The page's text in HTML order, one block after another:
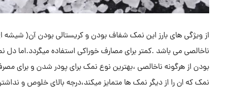
از ویژگی های بارز این نمک شفاف بودن و کریستالی بودن آن(
ناخالصی می باشد .کمتر برای مصارف خوراکی استفاده میگردد.اما
بودن از هرگونه ناخالصی ،بهترین نوع نمک برای پودر شدن و برای
نمک که ان را از دیگر نمک ها متمایز میکند،درجه بالای خلوص و